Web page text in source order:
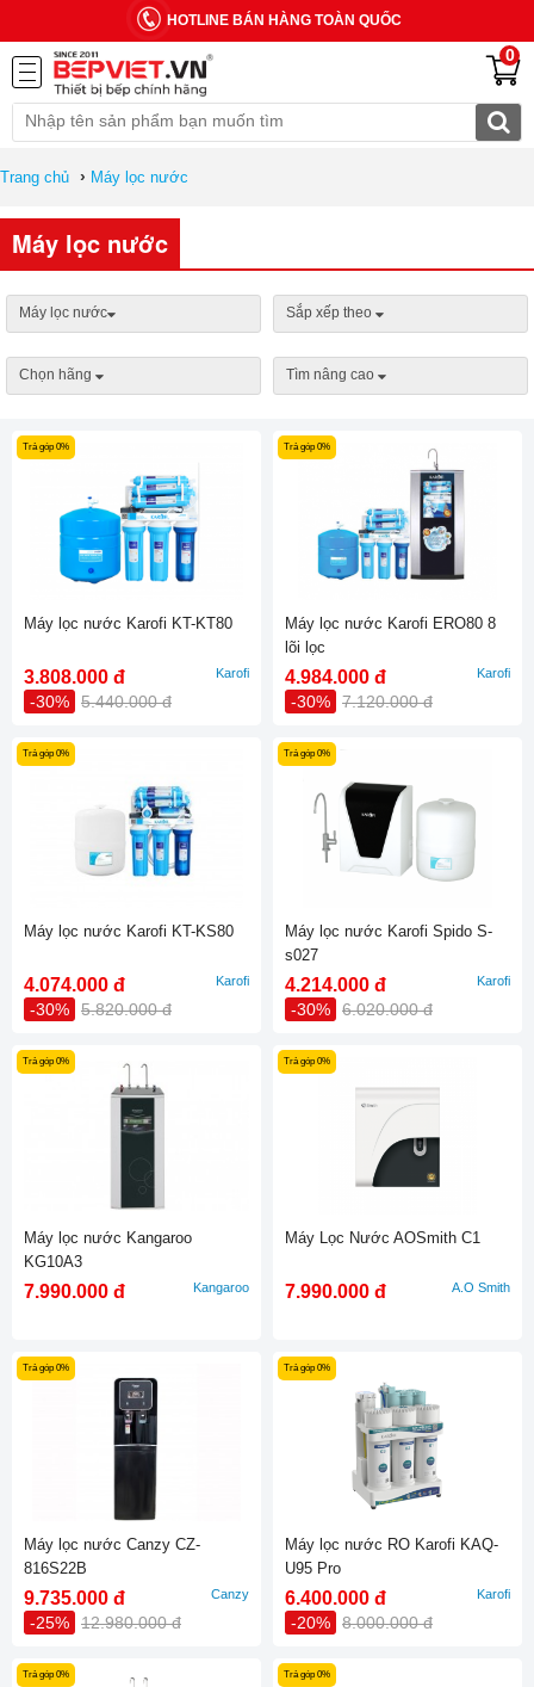
HOTLINE BÁN HÀNG TOÀN QUỐC
0
Trang chủ › Máy lọc nước
Máy lọc nước
Máy lọc nước Sắp xếp theo
Chọn hãng Tìm nâng cao
Trả góp 0%
Máy lọc nước Karofi KT-KT80
3.808.000 đ
-30% 5.440.000 đ
Karofi
Trả góp 0%
Máy lọc nước Karofi ERO80 8
lõi lọc
4.984.000 đ
-30% 7.120.000 đ
Karofi
Trả góp 0%
Máy lọc nước Karofi KT-KS80
4.074.000 đ
-30% 5.820.000 đ
Karofi
Trả góp 0%
Máy lọc nước Karofi Spido S-
s027
4.214.000 đ
-30% 6.020.000 đ
Karofi
Trả góp 0%
Máy lọc nước Kangaroo
KG10A3
7.990.000 đ Kangaroo
Trả góp 0%
Máy Lọc Nước AOSmith C1
7.990.000 đ A.O Smith
Trả góp 0%
Máy lọc nước Canzy CZ-
816S22B
9.735.000 đ
-25% 12.980.000 đ
Canzy
Trả góp 0%
Máy lọc nước RO Karofi KAQ-
U95 Pro
6.400.000 đ
-20% 8.000.000 đ
Karofi
Trả góp 0% Trả góp 0%